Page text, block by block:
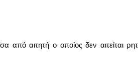
από αιτητή ο οποίος δεν αιτείται